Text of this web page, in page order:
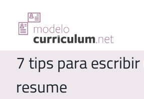
contenido
7 tips para
resume